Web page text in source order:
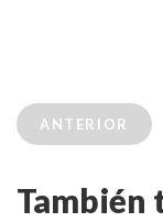
ANTERIOR
También